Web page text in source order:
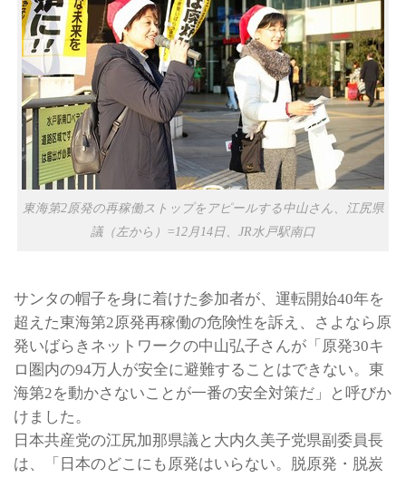
東海第2原発の再稼働ストップをアピールする中山さん、江尻県
議（左から）=12月14日、JR水戸駅南口
サンタの帽子を身に着けた参加者が、運転開始40年を
超えた東海第2原発再稼働の危険性を訴え、さよなら原
発いばらきネットワークの中山弘子さんが「原発30キ
ロ圏内の94万人が安全に避難することはできない。東
海第2を動かさないことが一番の安全対策だ」と呼びか
けました。
日本共産党の江尻加那県議と大内久美子党県副委員長
は、「日本のどこにも原発はいらない。脱原発・脱炭